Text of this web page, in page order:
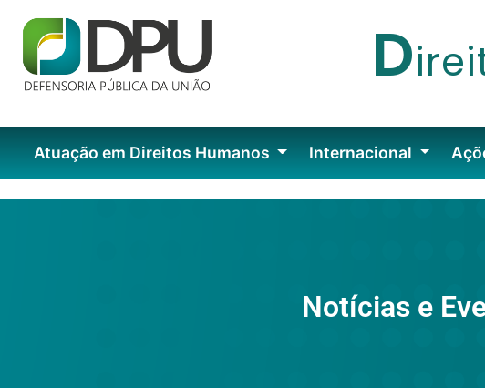
D
Atuação em Direitos Humanos Internacional
Notícias e